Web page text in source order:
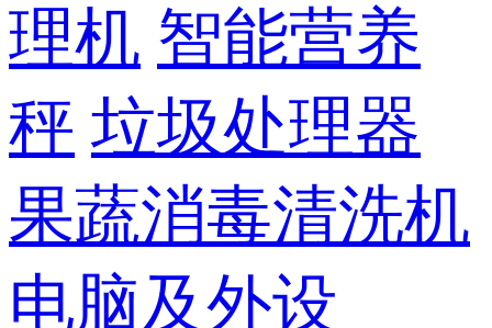
理机 智能营养
秤 垃圾处理器
果蔬消毒清洗机
电脑及外设